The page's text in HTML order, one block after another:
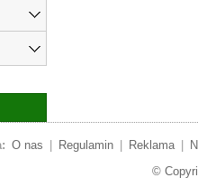
O nas Regulamin Reklama
©